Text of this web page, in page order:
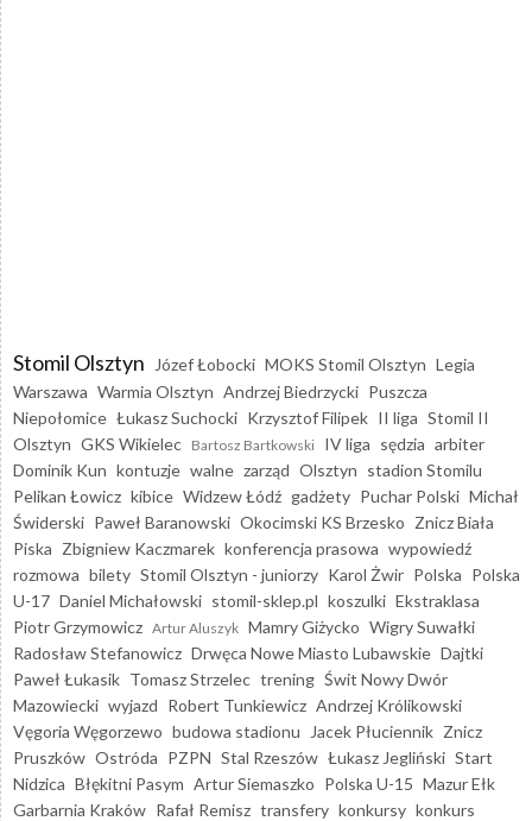
Stomil Olsztyn Józef Łobocki MOKS Stomil Olsztyn Legia
Warszawa Warmia Olsztyn Andrzej Biedrzycki Puszcza
Niepołomice Łukasz Suchocki Krzysztof Filipek II liga Stomil II
Olsztyn GKS Wikielec Bartosz Bartkowski IV liga sędzia arbiter
Dominik Kun kontuzje walne zarząd Olsztyn stadion Stomilu
Pelikan Łowicz kibice Widzew Łódź gadżety Puchar Polski Michał
Świderski Paweł Baranowski Okocimski KS Brzesko Znicz Biała
Piska Zbigniew Kaczmarek konferencja prasowa wypowiedź
rozmowa bilety Stomil Olsztyn - juniorzy Karol Żwir Polska Polska
U-17 Daniel Michałowski stomil-sklep.pl koszulki Ekstraklasa
Piotr Grzymowicz Artur Aluszyk Mamry Giżycko Wigry Suwałki
Radosław Stefanowicz Drwęca Nowe Miasto Lubawskie Dajtki
Paweł Łukasik Tomasz Strzelec trening Świt Nowy Dwór
Mazowiecki wyjazd Robert Tunkiewicz Andrzej Królikowski
Vęgoria Węgorzewo budowa stadionu Jacek Płuciennik Znicz
Pruszków Ostróda PZPN Stal Rzeszów Łukasz Jegliński Start
Nidzica Błękitni Pasym Artur Siemaszko Polska U-15 Mazur Ełk
Garbarnia Kraków Rafał Remisz transfery konkursy konkurs